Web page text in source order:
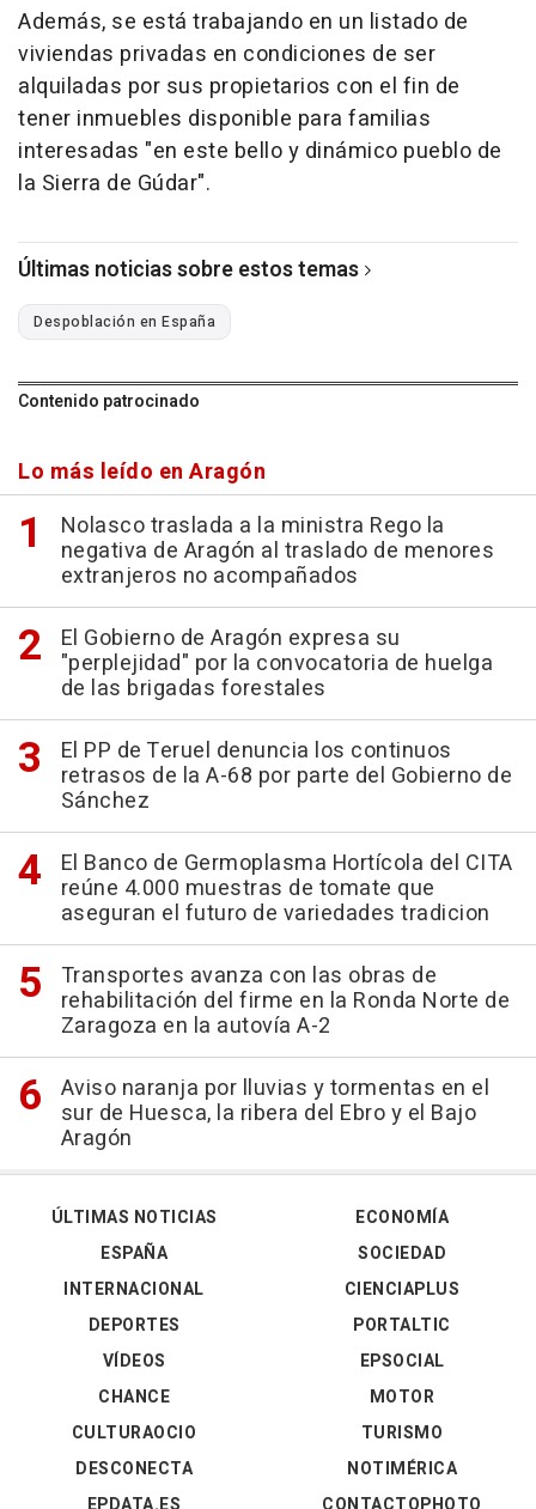
Además, se está trabajando en un listado de
viviendas privadas en condiciones de ser
alquiladas por sus propietarios con el fin de
tener inmuebles disponible para familias
interesadas "en este bello y dinámico pueblo de
la Sierra de Gúdar".
Últimas noticias sobre estos temas
Despoblación en España
Contenido patrocinado
Lo más leído en Aragón
Nolasco traslada a la ministra Rego la
negativa de Aragón al traslado de menores
extranjeros no acompañados
El Gobierno de Aragón expresa su
"perplejidad" por la convocatoria de huelga
de las brigadas forestales
El PP de Teruel denuncia los continuos
retrasos de la A-68 por parte del Gobierno de
Sánchez
El Banco de Germoplasma Hortícola del CITA
reúne 4.000 muestras de tomate que
aseguran el futuro de variedades tradicion
Transportes avanza con las obras de
rehabilitación del firme en la Ronda Norte de
Zaragoza en la autovía A-2
Aviso naranja por lluvias y tormentas en el
sur de Huesca, la ribera del Ebro y el Bajo
Aragón
ÚLTIMAS NOTICIAS
ESPAÑA
INTERNACIONAL
DEPORTES
VÍDEOS
ECONOMÍA
SOCIEDAD
CIENCIAPLUS
PORTALTIC
EPSOCIAL
CHANCE
CULTURAOCIO
DESCONECTA
MOTOR
TURISMO
NOTIMÉRICA